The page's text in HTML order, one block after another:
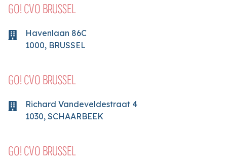
GO! CVO BRUSSEL
Havenlaan 86C
1000, BRUSSEL
GO! CVO BRUSSEL
Richard Vandeveldestraat 4
1030, SCHAARBEEK
GO! CVO BRUSSEL